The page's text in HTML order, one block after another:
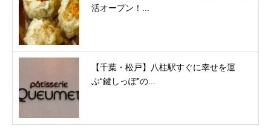
活オープン！...
【千葉・松戸】八柱駅すぐに幸せを運
ぶ“鍵しっぽ”の...